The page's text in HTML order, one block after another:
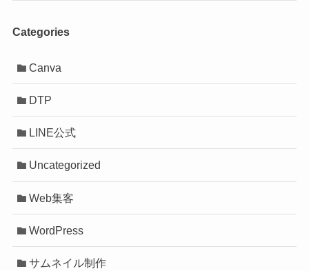
Categories
Canva
DTP
LINE公式
Uncategorized
Web集客
WordPress
サムネイル制作